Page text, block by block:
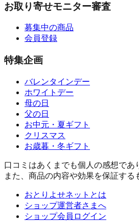
お取り寄せモニター審査
募集中の商品
会員登録
特集企画
バレンタインデー
ホワイトデー
母の日
父の日
お中元・夏ギフト
クリスマス
お歳暮・冬ギフト
口コミはあくまでも個人の感想であ
また、商品の内容や効果を保証する
おとりよせネットとは
ショップ運営者さまへ
ショップ会員ログイン